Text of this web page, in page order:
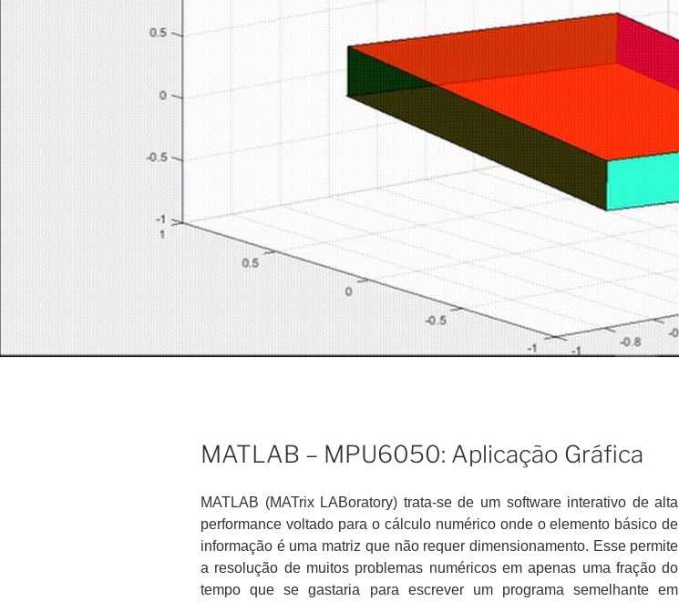
MATLAB – MPU6050: Aplicação Gráfica
MATLAB (MATrix LABoratory) trata-se de um software interativo de alta
performance voltado para o cálculo numérico onde o elemento básico de
informação é uma matriz que não requer dimensionamento. Esse permite
a resolução de muitos problemas numéricos em apenas uma fração do
tempo que se gastaria para escrever um programa semelhante em